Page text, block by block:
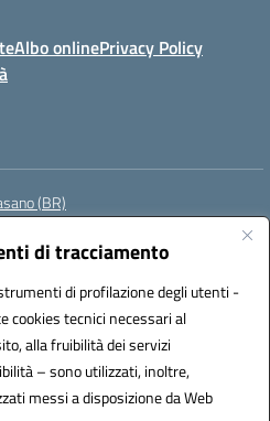
di tracciamento
di profilazione degli utenti -
cookies tecnici necessari al
alla fruibilità dei servizi
– sono utilizzati, inoltre,
messi a disposizione da Web
Albo onlinePrivacy Policy
(BR)
bric839004@pec.istruzione.it
(IPA): istsc_bree02200r